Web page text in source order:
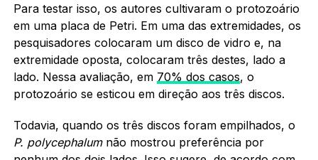
Para testar isso, os autores cultivaram o protozoário
em uma placa de Petri. Em uma das extremidades, os
pesquisadores colocaram um disco de vidro e, na
extremidade oposta, colocaram três destes, lado a
lado. Nessa avaliação, em 70% dos casos, o
protozoário se esticou em direção aos três discos.
Todavia, quando os três discos foram empilhados, o
P. polycephalumnão mostrou preferência por